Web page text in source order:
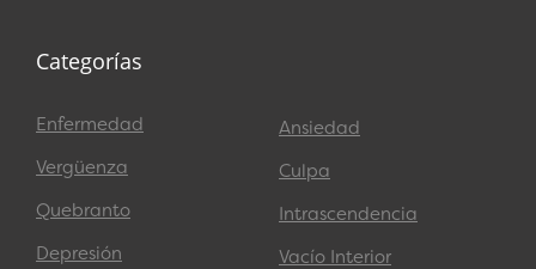
Categorías
Enfermedad
Vergüenza
Quebranto
Depresión
Ansiedad
Culpa
Intrascendencia
Vacío Interior